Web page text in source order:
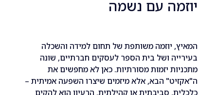
עם נשמה
יוזמה משותפת של תחום למידה והשכלה
ושל בית הספר לעסקים חברתיים, שונה
יזמות מסורתיות. כאן לא מחפשים את
הבא, אלא מיזמים שיצרו השפעה אמיתית –
סביבתית או קהילתית. הרעיון הוא להקים